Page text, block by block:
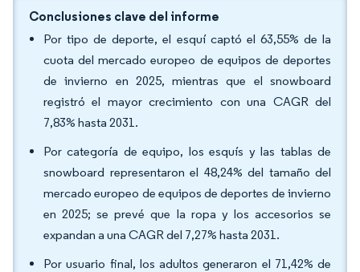
Conclusiones clave del informe
Por tipo de deporte, el esquí captó el 63,55% de la
cuota del mercado europeo de equipos de deportes
de invierno en 2025, mientras que el snowboard
registró el mayor crecimiento con una CAGR del
7,83% hasta 2031.
Por categoría de equipo, los esquís y las tablas de
snowboard representaron el 48,24% del tamaño del
mercado europeo de equipos de deportes de invierno
en 2025; se prevé que la ropa y los accesorios se
expandan a una CAGR del 7,27% hasta 2031.
Por usuario final, los adultos generaron el 71,42% de